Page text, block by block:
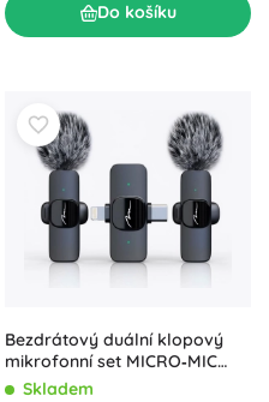
Do košíku
Bezdrátový duální klopový
mikrofonní set MICRO‑MIC
DUO MT416
Skladem